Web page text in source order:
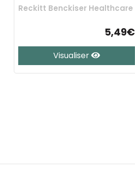
Reckitt Benckiser Healthcare
5,49€
Visualiser